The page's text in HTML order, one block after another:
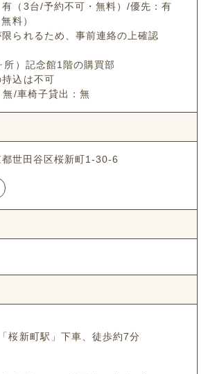
有（3台/予約不可・無料）/優先：有
料）
られるため、事前連絡の上確認
）記念館1階の購買部
込は不可
無/車椅子貸出：無
世田谷区桜新町1-30-6
桜新町駅」下車、徒歩約7分